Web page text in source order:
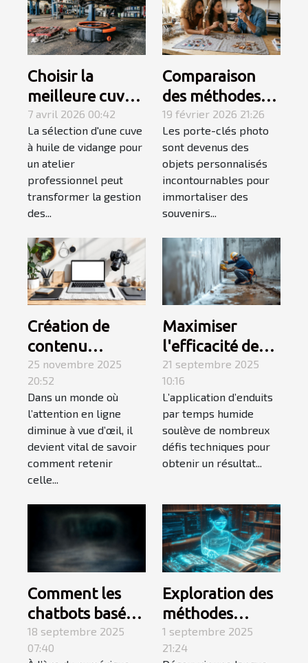
Choisir la
meilleure cuve à
huile de vidange
pour ateliers
professionnels
7 avril 2026 00:42
La sélection d'une cuve
à huile de vidange pour
un atelier
professionnel peut
transformer la gestion
des...
Comparaison
des méthodes
d'impression
pour les porte-
clés photo
19 février 2026 21:26
Les porte-clés photo
sont devenus des
objets personnalisés
incontournables pour
immortaliser des
souvenirs...
Création de
contenu
engageant :
secrets pour
captiver votre
audience
25 novembre 2025
20:52
Dans un monde où
l’attention en ligne
diminue à vue d’œil, il
devient vital de savoir
comment retenir
celle...
Maximiser
l'efficacité des
enduits par
temps humide :
stratégies et
conseils
21 septembre 2025
10:16
L’application d’enduits
par temps humide
soulève de nombreux
défis techniques pour
obtenir un résultat...
Comment les
chatbots basés
sur l'IA
transforment-ils
18 septembre 2025
07:40
Exploration des
méthodes
alternatives à
l'immersion
1 septembre 2025
21:24